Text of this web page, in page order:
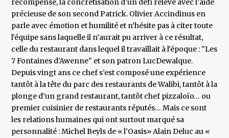
récompense, la concrétisation d’un défi relevé avec l’aide
précieuse de son second Patrick. Olivier Accindinus en
parle avec émotion et humilité et n’hésite pas à citer toute
l'équipe sans laquelle il n’aurait pu arriver à ce résultat,
celle du restaurant dans lequel il travaillait à l'époque : "Les
7 Fontaines d'Awenne" et son patron LucDewalque.
Depuis vingt ans ce chef s’est composé une expérience
tantôt à la tête du parc des restaurants de Walibi, tantôt à la
plonge d’un grand restaurant, tantôt chef pizzaloïo… ou
premier cuisinier de restaurants réputés… Mais ce sont
les relations humaines qui ont surtout marqué sa
personnalité : Michel Beyls de « l’Oasis» Alain Deluc au «